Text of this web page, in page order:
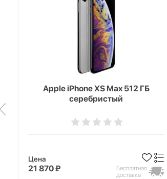
Apple iPhone XS Max 512 ГБ
серебристый
Цена
21 870 ₽
Бесплатная
доставка